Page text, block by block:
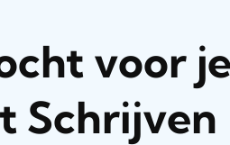
voor je
Schrijven